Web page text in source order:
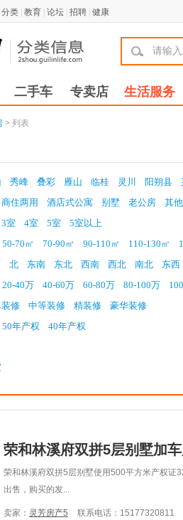
分类 教育 论坛 招聘 健康
二手车 专卖店 生活服务
> 列表
秀峰 叠彩 雁山 临桂 灵川 阳朔县
商住两用 酒店式公寓 别墅 老公房
其他
3室 4室 5室
5室以上
50-70㎡ 70-90㎡ 90-110㎡ 110-130㎡
北 东南 东北 西南 西北 南北
东西
20-40万 40-60万 60-80万 80-100万
修 中等装修 精装修
豪华装修
50年产权
40年产权
荣和林溪府双拼5层别墅加
荣和林溪府双拼5层别墅使用500平方米产权证
出售，购买的发...
卖家： 灵芳房产5 联系电话：15177320811